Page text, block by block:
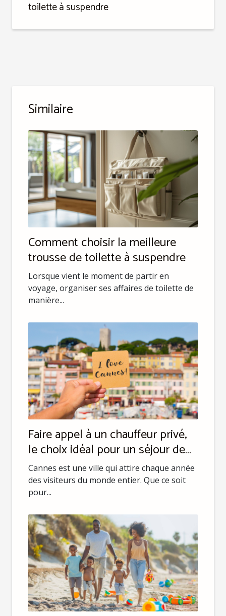
toilette à suspendre
Similaire
Comment choisir la meilleure
trousse de toilette à suspendre
Lorsque vient le moment de partir en
voyage, organiser ses affaires de toilette de
manière...
Faire appel à un chauffeur privé,
le choix idéal pour un séjour de
luxe à Cannes
Cannes est une ville qui attire chaque année
des visiteurs du monde entier. Que ce soit
pour...